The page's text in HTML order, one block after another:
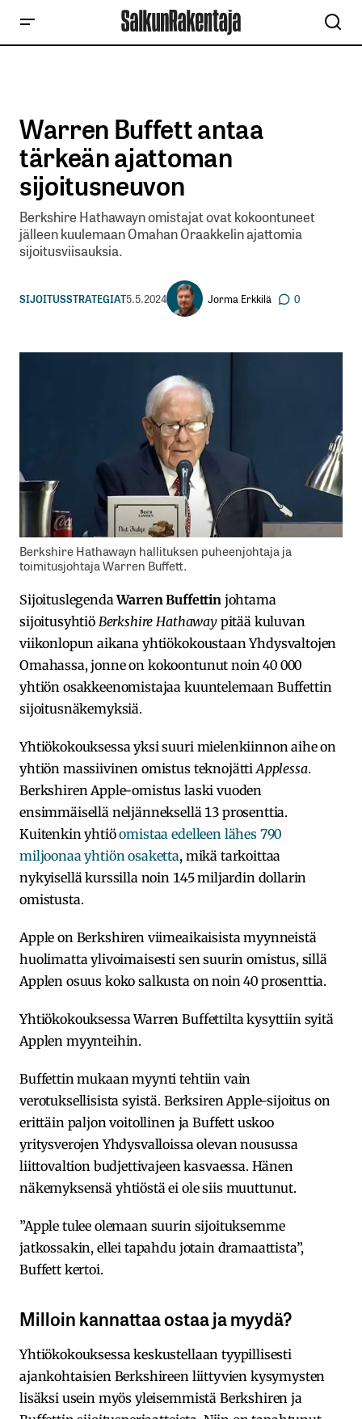
Warren Buffett antaa
tärkeän ajattoman
sijoitusneuvon
Berkshire Hathawayn omistajat ovat kokoontuneet
jälleen kuulemaan Omahan Oraakkelin ajattomia
sijoitusviisauksia.
SIJOITUSSTRATEGIAT5.5.2024 Jorma Erkkilä 0
Berkshire Hathawayn hallituksen puheenjohtaja ja
toimitusjohtaja Warren Buffett.
SijoituslegendaWarren Buffettinjohtama
sijoitusyhtiö Berkshire Hathawaypitää kuluvan
viikonlopun aikana yhtiökokoustaan Yhdysvaltojen
Omahassa, jonne on kokoontunut noin 40 000
yhtiön osakkeenomistajaa kuuntelemaan Buffettin
sijoitusnäkemyksiä.
Yhtiökokouksessa yksi suuri mielenkiinnon aihe on
yhtiön massiivinen omistus teknojättiApplessa.
Berkshiren Apple-omistus laski vuoden
ensimmäisellä neljänneksellä 13 prosenttia.
Kuitenkin yhtiöomistaa edelleen lähes 790
miljoonaa yhtiön osaketta, mikä tarkoittaa
nykyisellä kurssilla noin 145 miljardin dollarin
omistusta.
Apple on Berkshiren viimeaikaisista myynneistä
huolimatta ylivoimaisesti sen suurin omistus, sillä
Applen osuus koko salkusta on noin 40 prosenttia.
Yhtiökokouksessa Warren Buffettilta kysyttiin syitä
Applen myynteihin.
Buffettin mukaan myynti tehtiin vain
verotuksellisista syistä. Berksiren Apple-sijoitus on
erittäin paljon voitollinen ja Buffett uskoo
yritysverojen Yhdysvalloissa olevan nousussa
liittovaltion budjettivajeen kasvaessa. Hänen
näkemyksensä yhtiöstä ei ole siis muuttunut.
”Apple tulee olemaan suurin sijoituksemme
jatkossakin, ellei tapahdu jotain dramaattista”,
Buffett kertoi.
Milloin kannattaa ostaa ja myydä?
Yhtiökokouksessa keskustellaan tyypillisesti
ajankohtaisien Berkshireen liittyvien kysymysten
lisäksi usein myös yleisemmistä Berkshiren ja